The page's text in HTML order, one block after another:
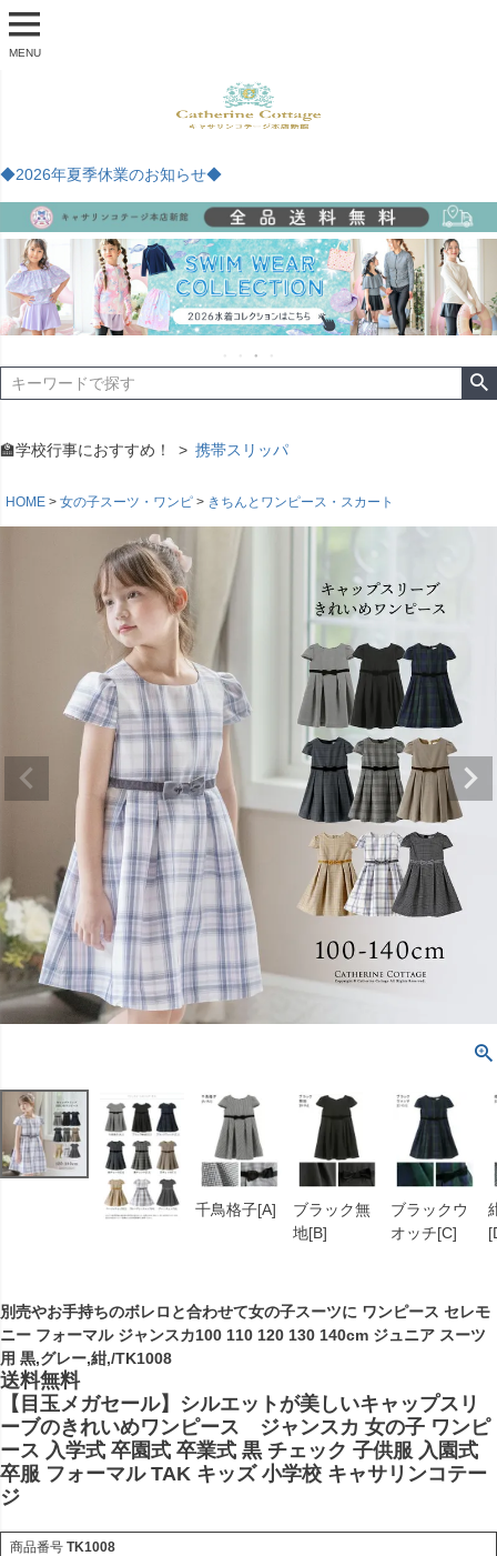
MENU
◆2026年夏季休業のお知らせ◆
🏫学校行事におすすめ！ 携帯スリッパ
HOME 女の子スーツ・ワンピ きちんとワンピース・スカート
千鳥格子[A]
ブラック無
地[B]
ブラックウ
オッチ[C]
別売やお手持ちのボレロと合わせて女の子スーツに ワンピース セレモ
ニー フォーマル ジャンスカ100 110 120 130 140cm ジュニア スーツ
用 黒,グレー,紺,/TK1008
送料無料
【目玉メガセール】シルエットが美しいキャップスリ
ーブのきれいめワンピース ジャンスカ 女の子 ワンピ
ース 入学式 卒園式 卒業式 黒 チェック 子供服 入園式
卒服 フォーマル TAK キッズ 小学校 キャサリンコテー
ジ
商品番号 TK1008